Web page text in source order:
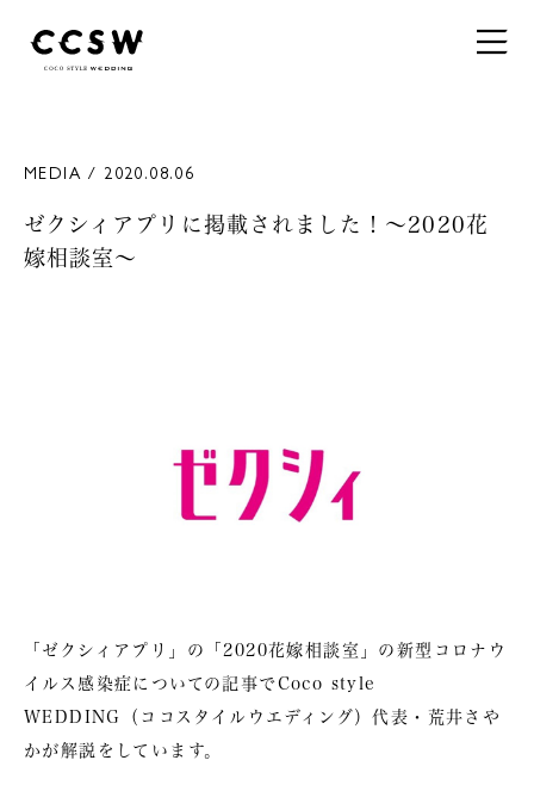
MEDIA / 2020.08.06
ゼクシィアプリに掲載されました！～2020花
嫁相談室～
「ゼクシィアプリ」の 「2020花嫁相談室」 の新型コロナウ
イルス感染症についての記事でCoco style
WEDDING（ココスタイルウエディング）代表・荒井さや
かが解説をしています。